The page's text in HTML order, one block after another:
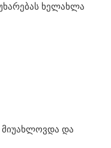
ხელახლა
და